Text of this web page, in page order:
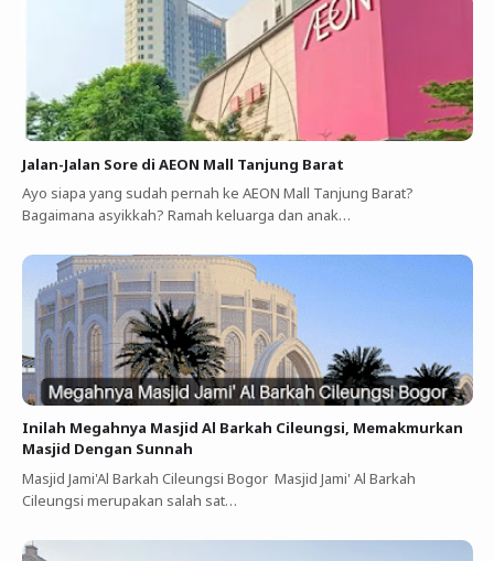
Jalan-Jalan Sore di AEON Mall Tanjung Barat
Ayo siapa yang sudah pernah ke AEON Mall Tanjung Barat?
Bagaimana asyikkah? Ramah keluarga dan anak…
Inilah Megahnya Masjid Al Barkah Cileungsi, Memakmurkan
Masjid Dengan Sunnah
Masjid Jami'Al Barkah Cileungsi Bogor Masjid Jami' Al Barkah
Cileungsi merupakan salah sat…